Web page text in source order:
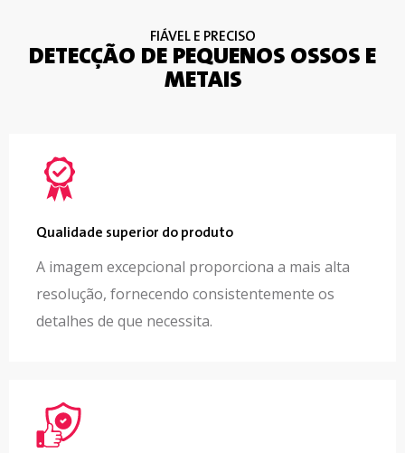
FIÁVEL E PRECISO
DETECÇÃO DE PEQUENOS OSSOS E
METAIS
Qualidade superior do produto
A imagem excepcional proporciona a mais alta
resolução, fornecendo consistentemente os
detalhes de que necessita.